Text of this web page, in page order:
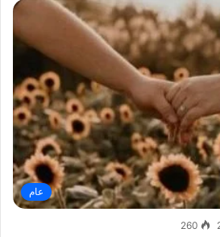
عام
260